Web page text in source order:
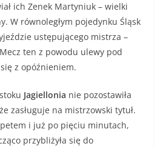
ich Zenek Martyniuk – wielki
W równoległym pojedynku Śląsk
ustępującego mistrza –
ten z powodu ulewy pod
się z opóźnieniem.
Jagiellonia nie pozostawiła
zasługuje na mistrzowski tytuł.
i już po pięciu minutach,
przybliżyła się do